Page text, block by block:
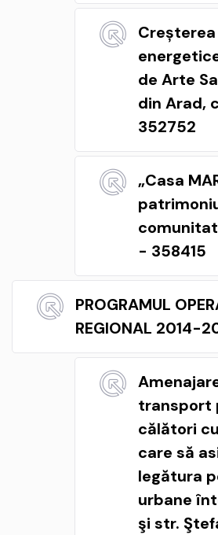
de Arte
din Arad,
352752
„Casa
- 358415
PROGRAMUL
REGIONAL 2014-
transport
călători
care să
legătura
urbane
şi str.